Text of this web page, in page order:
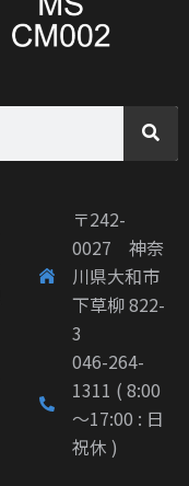
〒242-
0027 神奈
川県大和市
下草柳 822-
3
046-264-
1311 ( 8:00
～17:00 : 日
祝休 )